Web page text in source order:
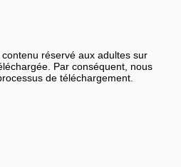
réservé aux adultes sur
Par conséquent, nous
de téléchargement.